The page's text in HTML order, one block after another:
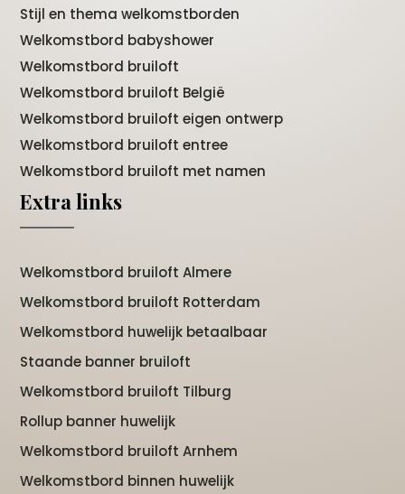
Stijl en thema welkomstborden
Welkomstbord babyshower
Welkomstbord bruiloft
Welkomstbord bruiloft België
Welkomstbord bruiloft eigen ontwerp
Welkomstbord bruiloft entree
Welkomstbord bruiloft met namen
Extra links
Welkomstbord bruiloft Almere
Welkomstbord bruiloft Rotterdam
Welkomstbord huwelijk betaalbaar
Staande banner bruiloft
Welkomstbord bruiloft Tilburg
Rollup banner huwelijk
Welkomstbord bruiloft Arnhem
Welkomstbord binnen huwelijk